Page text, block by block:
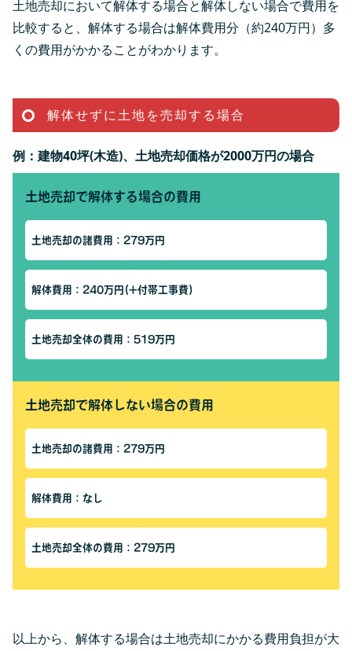
土地売却において解体する場合と解体しない場合で費用を
比較すると、解体する場合は解体費用分（約240万円）多
くの費用がかかることがわかります。
解体せずに土地を売却する場合
例：建物40坪(木造)、土地売却価格が2000万円の場合
土地売却で解体する場合の費用
土地売却の諸費用：279万円
解体費用：240万円(+付帯工事費)
土地売却全体の費用：519万円
土地売却で解体しない場合の費用
土地売却の諸費用：279万円
解体費用：なし
土地売却全体の費用：279万円
以上から、解体する場合は土地売却にかかる費用負担が大